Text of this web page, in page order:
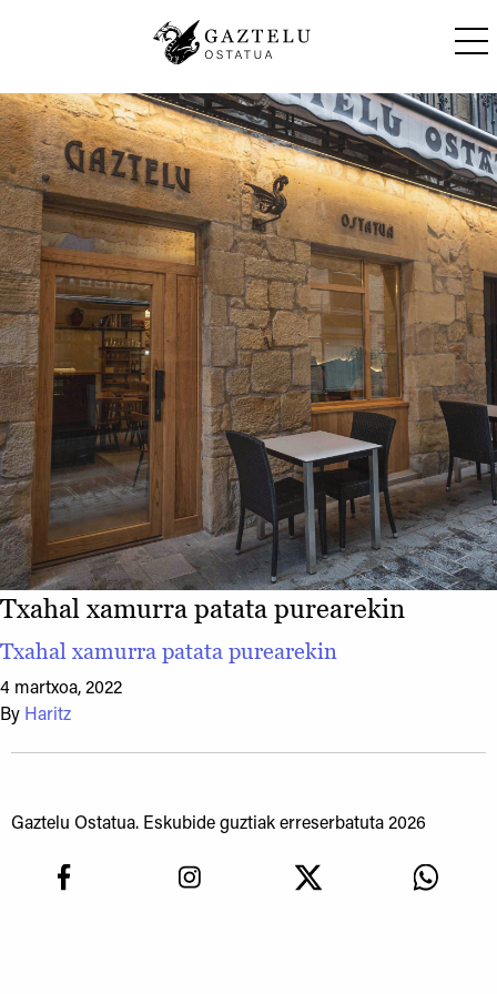
Txahal xamurra patata purearekin
Txahal xamurra patata purearekin
4 martxoa, 2022
By Haritz
Gaztelu Ostatua. Eskubide guztiak erreserbatuta 2026